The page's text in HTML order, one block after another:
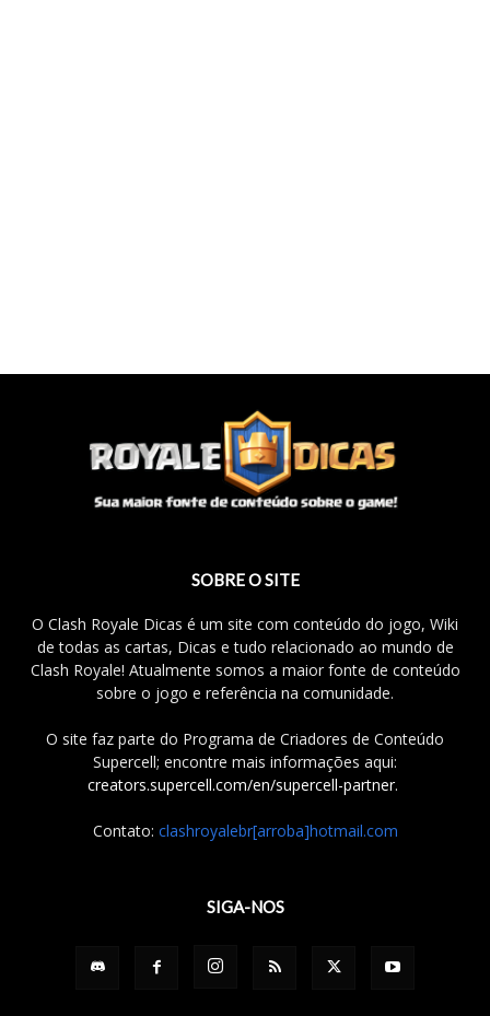
SOBRE O SITE
O Clash Royale Dicas é um site com conteúdo do jogo, Wiki
de todas as cartas, Dicas e tudo relacionado ao mundo de
Clash Royale! Atualmente somos a maior fonte de conteúdo
sobre o jogo e referência na comunidade.
O site faz parte do Programa de Criadores de Conteúdo
Supercell; encontre mais informações aqui:
creators.supercell.com/en/supercell-partner.
Contato: clashroyalebr[arroba]hotmail.com
SIGA-NOS